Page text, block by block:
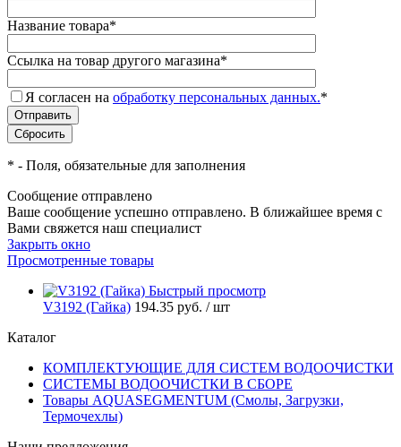
Название товара*
Ссылка на товар другого магазина*
Я согласен на обработку персональных данных.*
* - Поля, обязательные для заполнения
Сообщение отправлено
Ваше сообщение успешно отправлено. В ближайшее время с
Вами свяжется наш специалист
Закрыть окно
Просмотренные товары
Быстрый просмотр
V3192 (Гайка) 194.35 руб. / шт
Каталог
КОМПЛЕКТУЮЩИЕ ДЛЯ СИСТЕМ ВОДООЧИСТКИ
СИСТЕМЫ ВОДООЧИСТКИ В СБОРЕ
Товары AQUASEGMENTUM (Смолы, Загрузки,
Термочехлы)